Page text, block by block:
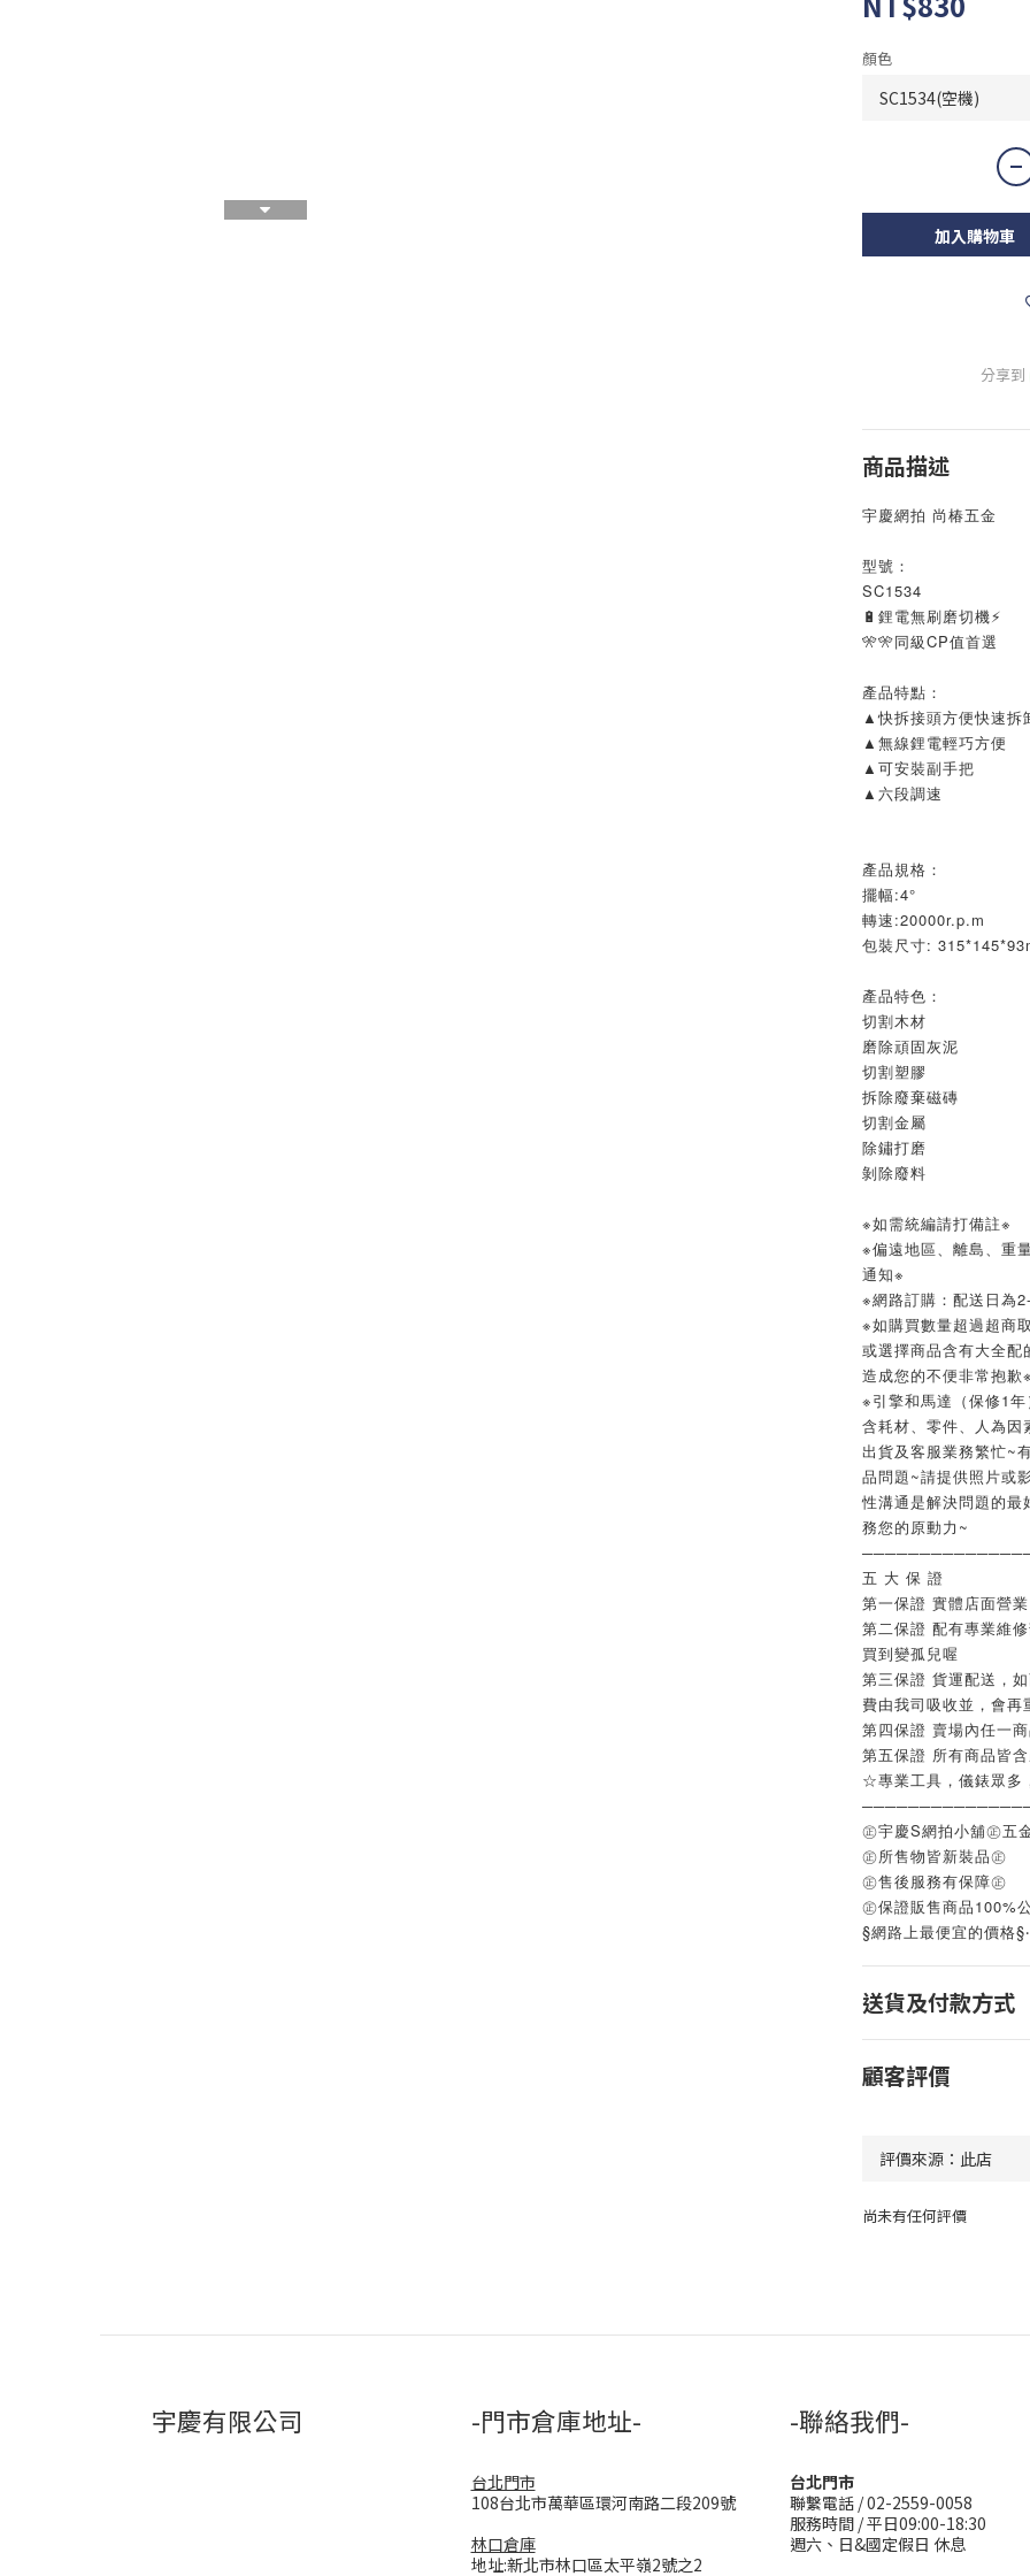
顏色
加入購物車
分享到
商品描述
宇慶網拍 尚椿五金
型號：
SC1534
🔋鋰電無刷磨切機⚡
🎌🎌同級CP值首選
產品特點：
▲快拆接頭方便快速拆
▲無線鋰電輕巧方便
▲可安裝副手把
▲六段調速
產品規格：
擺幅:4°
轉速:20000r.p.m
包裝尺寸:
產品特色：
切割木材
磨除頑固灰泥
切割塑膠
拆除廢棄磁磚
切割金屬
除鏽打磨
剝除廢料
※如需統編請打備註※
※偏遠地區、離島、重
通知※
※網路訂購：配送日為
※如購買數量超過超商
或選擇商品含有大全配
造成您的不便非常抱歉※
※引擎和馬達（保修1
含耗材、零件、人為因
出貨及客服業務繁忙~
品問題~請提供照片或
性溝通是解決問題的最
務您的原動力~
五 大 保 證
第一保證 實體店面營
第二保證 配有專業維
買到變孤兒喔
第三保證 貨運配送，
費由我司吸收並，會再
第四保證 賣場內任一
第五保證 所有商品皆
☆專業工具，儀錶眾多
㊣宇慶S網拍小舖㊣五
㊣所售物皆新裝品㊣
㊣售後服務有保障㊣
㊣保證販售商品100%
§網路上最便宜的價格
送貨及付款方式
顧客評價
尚未有任何評價
宇慶有限公司 -門市倉庫地址-
台北門市
108台北市萬華區環河南路二段209號
林口倉庫
地址:新北市林口區太平嶺2號之2
-聯絡我們-
台北門市
聯繫電話 / 02-2559-0058
服務時間 / 平日09:00-18:30
週六、日&國定假日 休息